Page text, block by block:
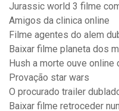
Jurassic world 3 filme
Amigos da clinica online
Filme agentes do alem
Baixar filme planeta dos
Hush a morte ouve online
Provação star wars
O procurado trailer
Baixar filme retroceder